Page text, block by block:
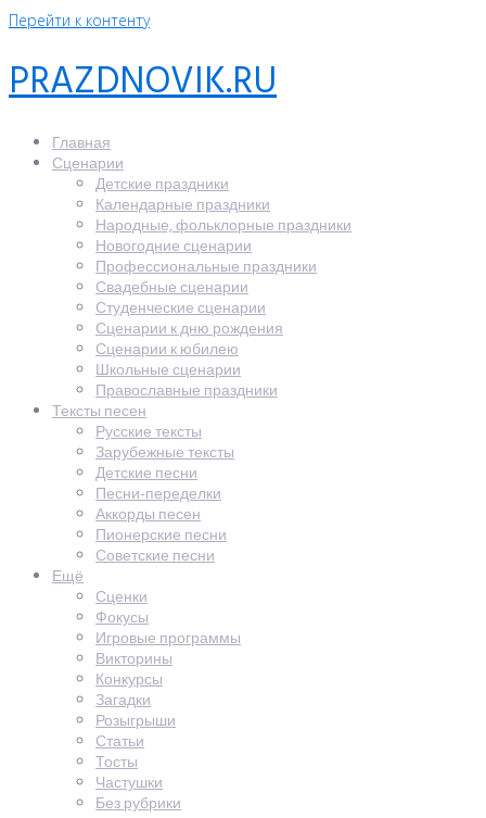
Перейти к контенту
PRAZDNOVIK.RU
Главная
Сценарии
Детские праздники
Календарные праздники
Народные, фольклорные праздники
Новогодние сценарии
Профессиональные праздники
Свадебные сценарии
Студенческие сценарии
Сценарии к дню рождения
Сценарии к юбилею
Школьные сценарии
Православные праздники
Тексты песен
Русские тексты
Зарубежные тексты
Детские песни
Песни-переделки
Аккорды песен
Пионерские песни
Советские песни
Ещё
Сценки
Фокусы
Игровые программы
Викторины
Конкурсы
Загадки
Розыгрыши
Статьи
Тосты
Частушки
Без рубрики